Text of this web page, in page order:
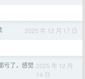
2025 年 12 月 17 日
亏了，感觉 2025 年 12 月
14 日